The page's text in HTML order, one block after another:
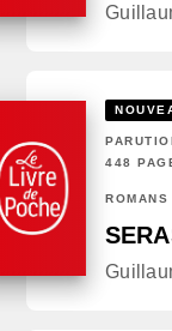
448
ROMANS